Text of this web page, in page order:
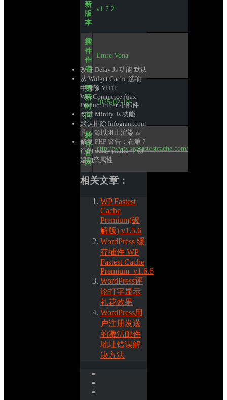
新
版
本
v1.7.2
插
件
作
者
Emre Vona
更
新
时
间
2025-02-10
插
件
官
网
http://www.wpfastestcache.com/
改进 Delay Js 功能 默认
从 Widget Cache 选项
中排除 YITH
WooCommerce Ajax
Product Filter 小部件
改进 Minify Js 功能
默认排除 Infogram.com
的 js 源以阻止渲染 js
修复 PHP 警告：在第 7
行的 delay-js.php 中创
建动态属性
相关文章：
WP Fastest
Cache
Premium(破
解版) v1.5.6
WordPress 缓
存插件 WP
Fastest Cache
Premium_v1.6.6
WordPress评
论打字显示
礼花效果
WordPress用
户注册发送
的激活邮件
地址错误解
决方法